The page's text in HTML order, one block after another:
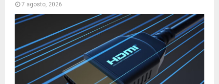
7 agosto, 2026